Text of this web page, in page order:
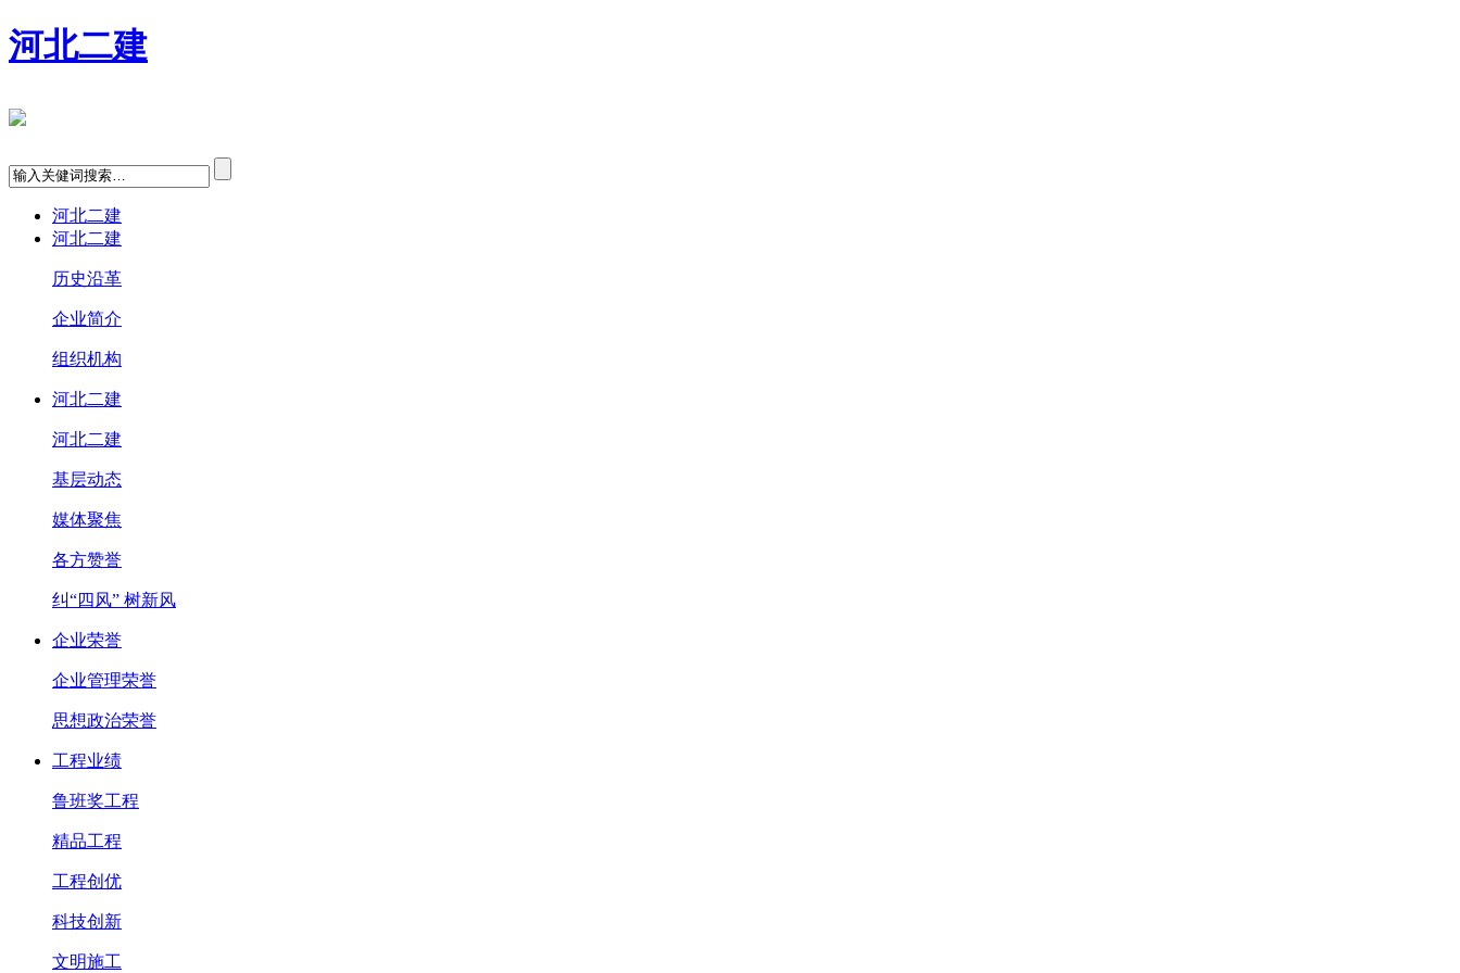
河北二建
河北二建
河北二建
历史沿革
企业简介
组织机构
河北二建
河北二建
基层动态
媒体聚焦
各方赞誉
纠“四风” 树新风
企业荣誉
企业管理荣誉
思想政治荣誉
工程业绩
鲁班奖工程
精品工程
工程创优
科技创新
文明施工